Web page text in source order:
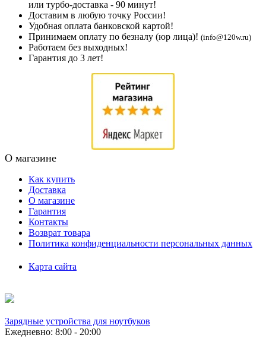
или турбо-доставка - 90 минут!
Доставим в любую точку России!
Удобная оплата банковской картой!
Принимаем оплату по безналу (юр лица)! (info@120w.ru)
Работаем без выходных!
Гарантия до 3 лет!
О магазине
Как купить
Доставка
О магазине
Гарантия
Контакты
Возврат товара
Политика конфиденциальности персональных данных
Карта сайта
Зарядные устройства для ноутбуков
Ежедневно: 8:00 - 20:00